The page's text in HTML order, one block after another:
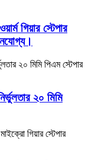
গিয়ার স্টেপার
২০ মিমি